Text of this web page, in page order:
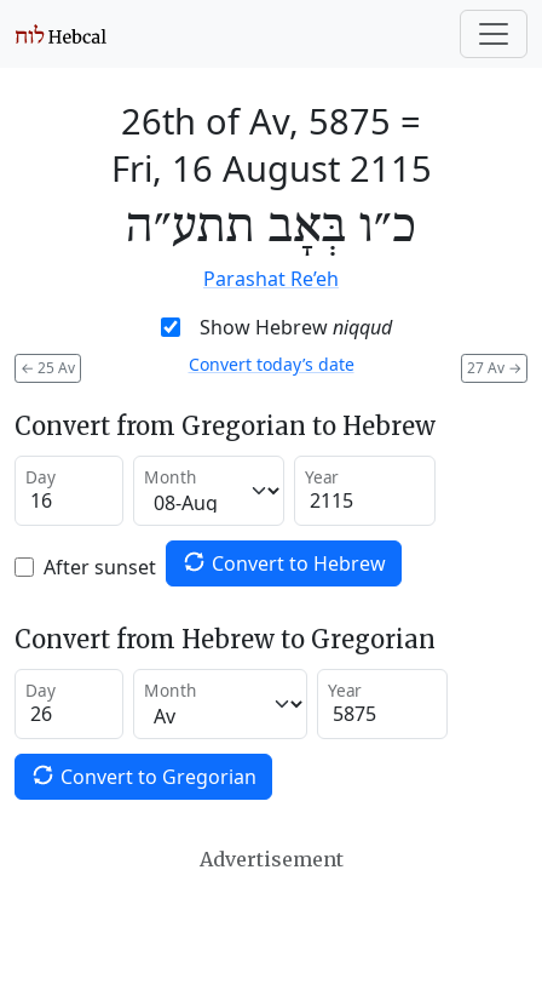
26th of Av, 5875 =
Fri, 16 August 2115
כ״ו בְּאָב תתע״ה
Parashat Re’eh
Show Hebrewniqqud
← 25 Av 27 Av →
Convert today’s date
Convert from Gregorian to Hebrew
Day Month Year
After sunset Convert to Hebrew
Convert from Hebrew to Gregorian
Day Month Year
Convert to Gregorian
Advertisement